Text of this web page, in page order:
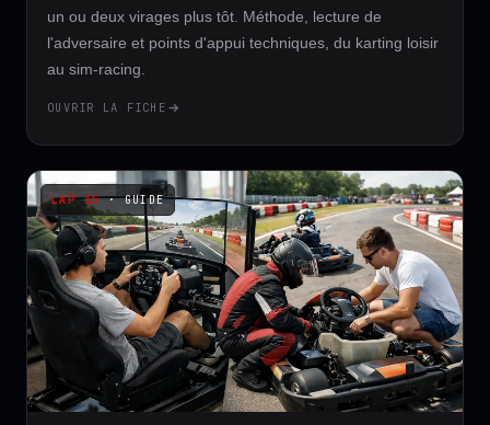
un ou deux virages plus tôt. Méthode, lecture de
l'adversaire et points d'appui techniques, du karting loisir
au sim-racing.
OUVRIR LA FICHE
· GUIDE